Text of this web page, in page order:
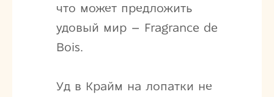
что может предложить
удовый мир – Fragrance de
Bois.
Уд в Крайм на лопатки не